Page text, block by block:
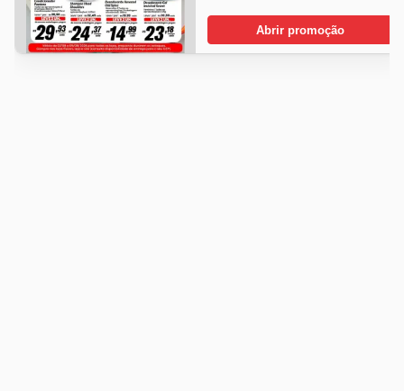
Abrir promoção